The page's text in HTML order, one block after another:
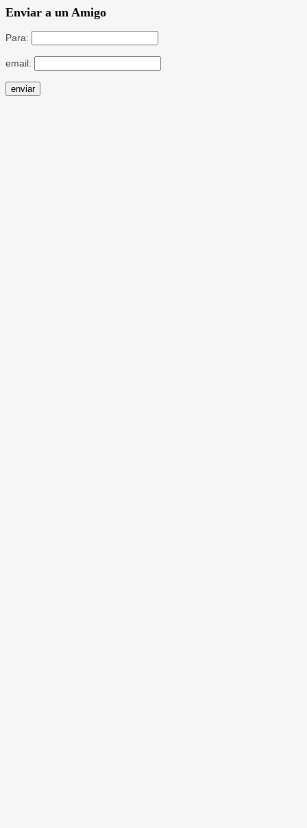
Enviar a un Amigo
Para:
email: